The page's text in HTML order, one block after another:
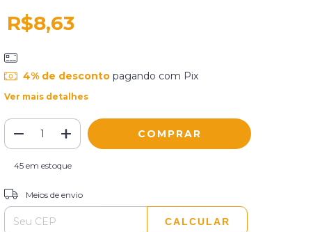
R$8,63
4% de descontopagando com Pix
Ver mais detalhes
45em estoque
Entregas para o CEP:
Meios de envio
CALCULAR